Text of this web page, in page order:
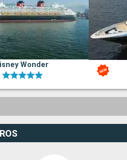
Wonder